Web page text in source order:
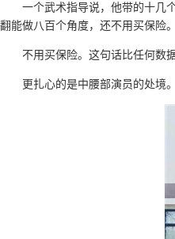
一个武术指导说，他带的十几
翻能做八百个角度，还不用买保险。
不用买保险。这句话比任何数
更扎心的是中腰部演员的处境。